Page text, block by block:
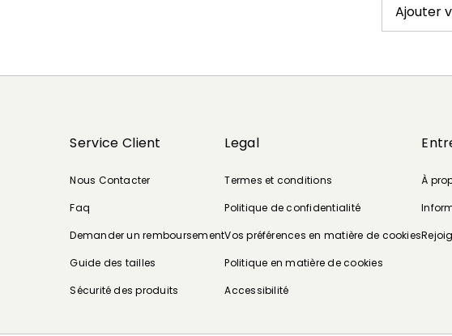
Ajouter
Service Client
Nous Contacter
Faq
Demander un remboursement
Guide des tailles
Sécurité des produits
Legal
Termes et conditions
Politique de confidentialité
Vos préférences en matière de cookies
Politique en matière de cookies
Accessibilité
À